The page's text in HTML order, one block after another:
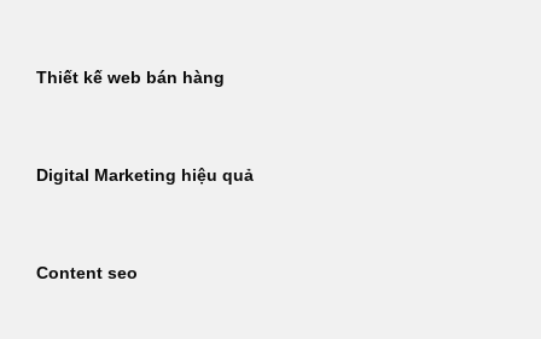
Thiết kế web bán hàng
Digital Marketing hiệu quả
Content seo